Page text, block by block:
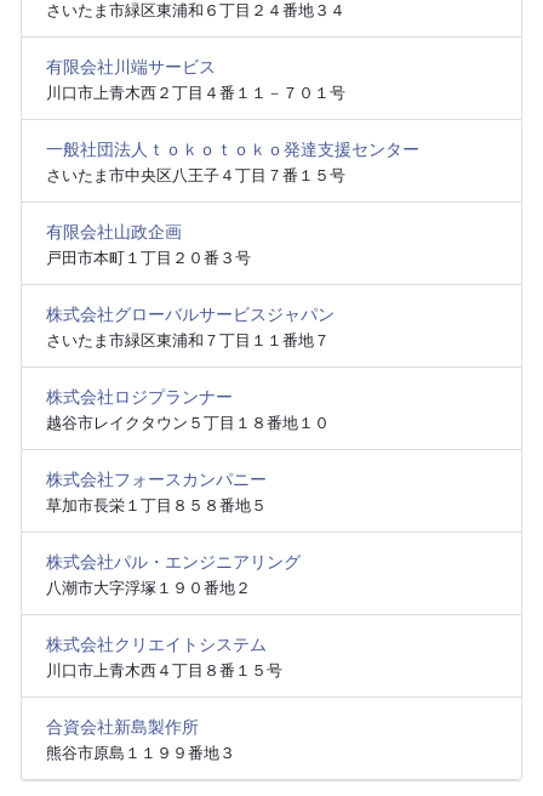
さいたま市緑区東浦和６丁目２４番地３４
有限会社川端サービス
川口市上青木西２丁目４番１１－７０１号
一般社団法人ｔｏｋｏｔｏｋｏ発達支援センター
さいたま市中央区八王子４丁目７番１５号
有限会社山政企画
戸田市本町１丁目２０番３号
株式会社グローバルサービスジャパン
さいたま市緑区東浦和７丁目１１番地７
株式会社ロジプランナー
越谷市レイクタウン５丁目１８番地１０
株式会社フォースカンパニー
草加市長栄１丁目８５８番地５
株式会社パル・エンジニアリング
八潮市大字浮塚１９０番地２
株式会社クリエイトシステム
川口市上青木西４丁目８番１５号
合資会社新島製作所
熊谷市原島１１９９番地３